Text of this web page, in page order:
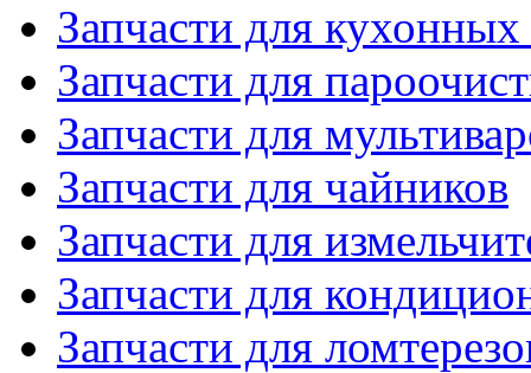
Запчасти для
Запчасти для
Запчасти для
Запчасти для чайников
Запчасти для
Запчасти для
Запчасти для